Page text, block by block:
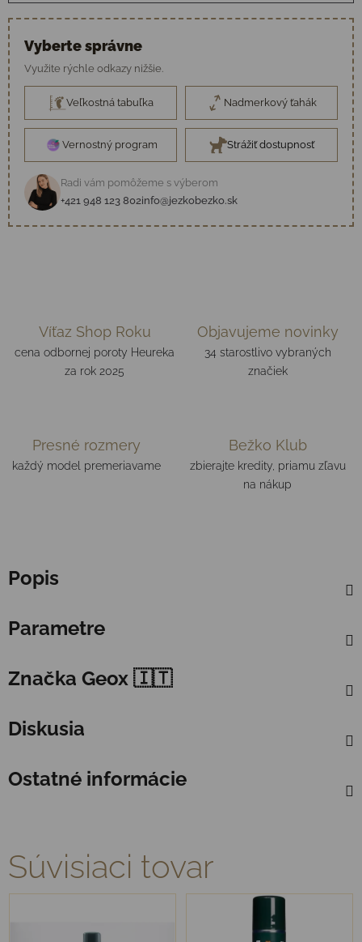
Vyberte správne
Využite rýchle odkazy nižšie.
Veľkostná tabuľka Nadmerkový ťahák
Vernostný program Strážiť dostupnosť
Radi vám pomôžeme s výberom
+421 948 123 802info@jezkobezko.sk
Víťaz Shop Roku
cena odbornej poroty Heureka
za rok 2025
Objavujeme novinky
34 starostlivo vybraných
značiek
Presné rozmery
každý model premeriavame
Bežko Klub
zbierajte kredity, priamu zľavu
na nákup
Popis
Parametre
Značka Geox 🇮🇹
Diskusia
Ostatné informácie
Súvisiaci tovar